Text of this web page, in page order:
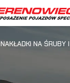
NAKŁADKI NA ŚRUBY